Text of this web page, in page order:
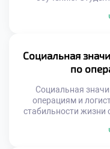
потоками.
роста. Поддержка
компетентного
сочетает теорию с
помогают
Социальная
по
Социальная
операциям и
стабильности жизни
складского